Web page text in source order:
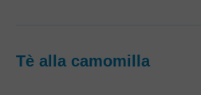
Tè alla camomilla